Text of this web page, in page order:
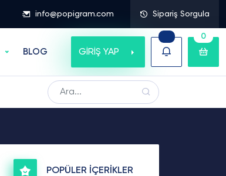
info@popigram.com Sipariş Sorgula
BLOG GİRİŞ YAP
0
POPÜLER İÇERİKLER